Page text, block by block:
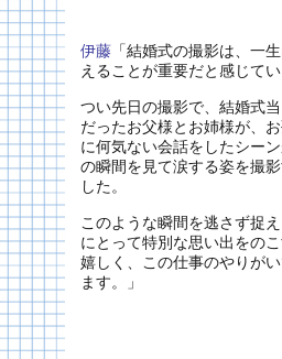
伊藤 「結婚式の撮影は、一
えることが重要だと感じてい
つい先日の撮影で、結婚式
だったお父様とお姉様が、
に何気ない会話をしたシー
の瞬間を見て涙する姿を撮
した。
このような瞬間を逃さず捉
にとって特別な思い出をの
嬉しく、この仕事のやりが
ます。」